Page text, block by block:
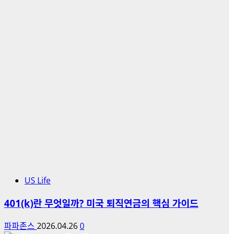
US Life
401(k)란 무엇일까? 미국 퇴직연금의 핵심 가이드
파파존스 2026.04.260